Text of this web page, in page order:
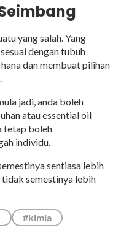
yang salah. Yang
dengan tubuh
dan membuat pilihan
jadi, anda boleh
atau essential oil
tetap boleh
individu.
sentiasa lebih
semestinya lebih
#kimia